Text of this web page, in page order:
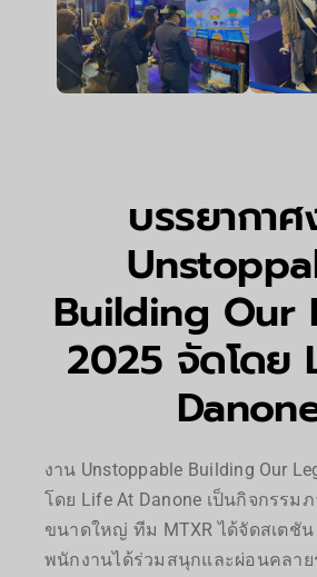
บรรยากาศ
Building Our
2025 จัดโดย
งาน Unstoppable Building Our
โดย Life At Danone เป็นกิจกรรม
ขนาดใหญ่ ทีม MTXR ได้จัดสเตชัน
พนักงานได้ร่วมสนุกและผ่อนคลาย